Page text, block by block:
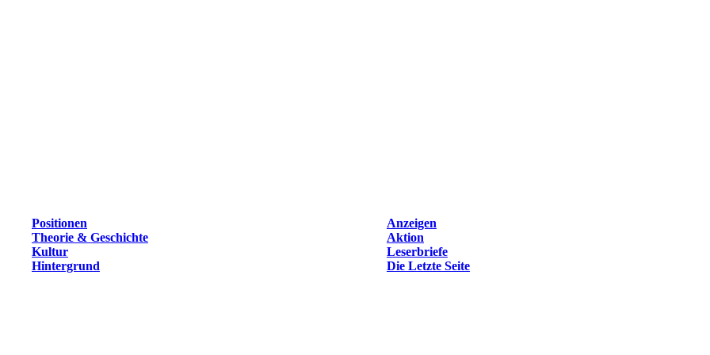
Positionen
Anzeigen
Theorie & Geschichte
Aktion
Kultur
Leserbriefe
Hintergrund Die Letzte Seite